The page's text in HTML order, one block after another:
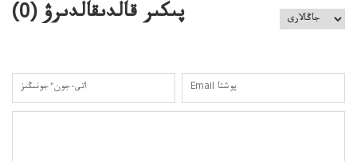
پىكىر قالدىقالدىرۋ (0
)